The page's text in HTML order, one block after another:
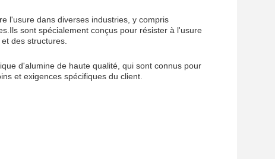
l'usure dans diverses industries, y compris
sont spécialement conçus pour résister à l'usure
des structures.
d'alumine de haute qualité, qui sont connus pour
et exigences spécifiques du client.